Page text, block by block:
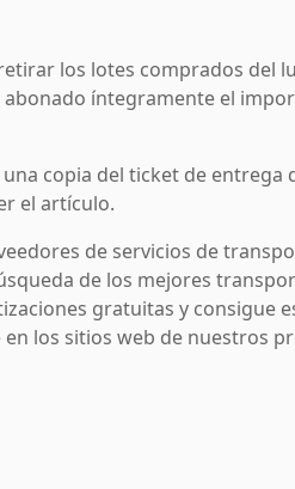
los lotes comprados del
abonado íntegramente el
copia del ticket de entrega
el artículo.
de servicios de
de los mejores
gratuitas y consigue
los sitios web de nuestros